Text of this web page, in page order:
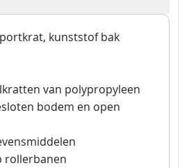
kunststof bak
van polypropyleen
bodem en open
rollerbanen